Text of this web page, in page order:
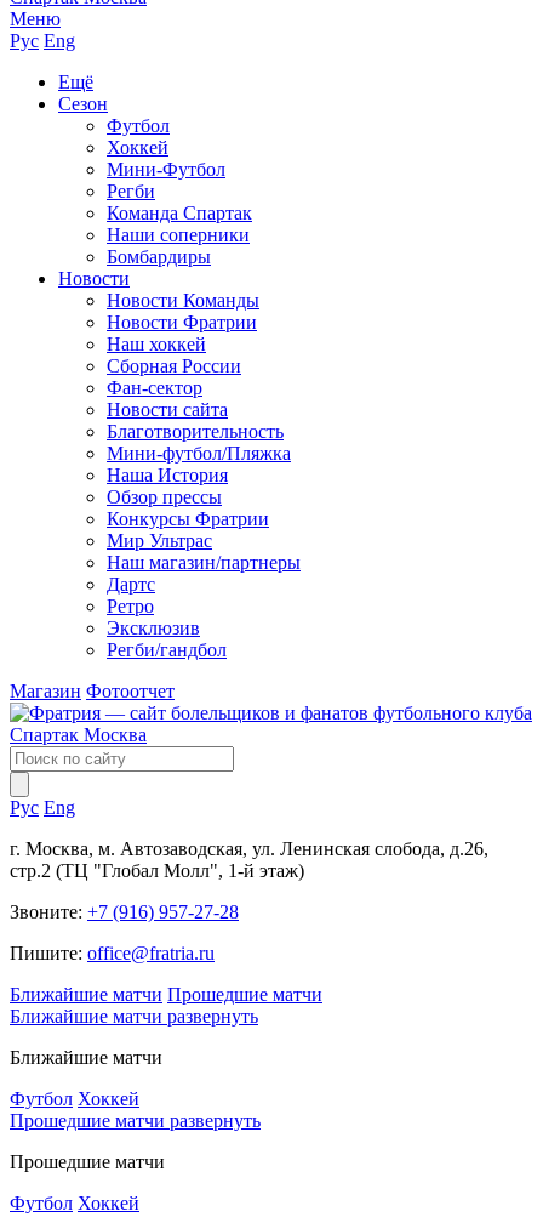
Меню
Рус Eng
Ещё
Сезон
Футбол
Хоккей
Мини-Футбол
Регби
Команда Спартак
Наши соперники
Бомбардиры
Новости
Новости Команды
Новости Фратрии
Наш хоккей
Сборная России
Фан-cектор
Новости сайта
Благотворительность
Мини-футбол/Пляжка
Наша История
Обзор прессы
Конкурсы Фратрии
Мир Ультрас
Наш магазин/партнеры
Дартс
Ретро
Эксклюзив
Регби/гандбол
Магазин Фотоотчет
Рус Eng
г. Москва, м. Автозаводская, ул. Ленинская слобода, д.26,
стр.2 (ТЦ "Глобал Молл", 1-й этаж)
Звоните: +7 (916) 957-27-28
Пишите: office@fratria.ru
Ближайшие матчи Прошедшие матчи
Ближайшие матчи развернуть
Ближайшие матчи
Футбол Хоккей
Прошедшие матчи развернуть
Прошедшие матчи
Футбол Хоккей